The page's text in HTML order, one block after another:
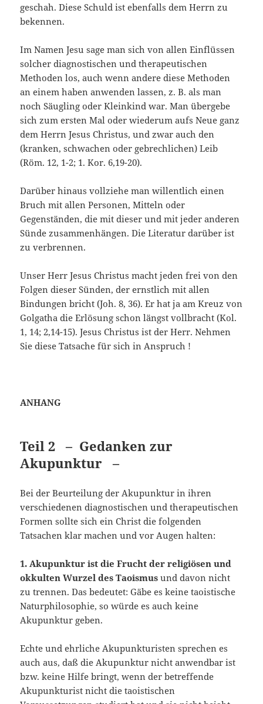
geschah. Diese Schuld ist ebenfalls dem Herrn zu
bekennen.
Im Namen Jesu sage man sich von allen Einflüssen
solcher diagnostischen und therapeutischen
Methoden los, auch wenn andere diese Methoden
an einem ha­ben anwenden lassen, z. B. als man
noch Säugling oder Kleinkind war. Man über­gebe
sich zum ersten Mal oder wiederum aufs Neue ganz
dem Herrn Jesus Chri­stus, und zwar auch den
(kranken, schwachen oder gebrechlichen) Leib
(Röm. 12, 1-2; 1. Kor. 6,19-20).
Darüber hinaus vollziehe man willentlich einen
Bruch mit allen Personen, Mitteln oder
Gegenständen, die mit dieser und mit jeder anderen
Sünde zusammenhän­gen. Die Literatur darüber ist
zu verbrennen.
Unser Herr Jesus Christus macht jeden frei von den
Folgen dieser Sünden, der ernstlich mit allen
Bindungen bricht (Joh. 8, 36). Er hat ja am Kreuz von
Golgatha die Erlösung schon längst vollbracht (Kol.
1, 14; 2,14-15). Jesus Christus ist der Herr. Nehmen
Sie diese Tatsache für sich in Anspruch !
ANHANG
Teil 2 – Gedanken zur
Akupunktur –
Bei der Beurteilung der Akupunktur in ihren
verschiedenen diagnostischen und therapeutischen
Formen sollte sich ein Christ die folgenden
Tatsachen klar ma­chen und vor Augen halten:
1. Akupunktur ist die Frucht der religiösen und
okkulten Wurzel des Taoismusund davon nicht
zu trennen. Das bedeutet: Gäbe es keine taoistische
Naturphiloso­phie, so würde es auch keine
Akupunktur geben.
Echte und ehrliche Akupunkturisten sprechen es
auch aus, daß die Akupunktur nicht anwendbar ist
bzw. keine Hilfe bringt, wenn der betreffende
Akupunkturist nicht die taoistischen